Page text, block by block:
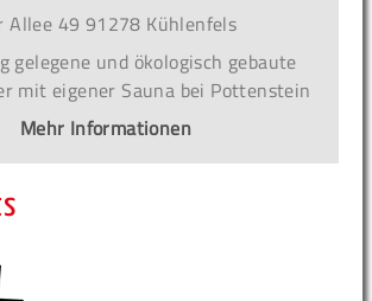
Allee 49 91278 Kühlenfels
gelegene und ökologisch gebaute
mit eigener Sauna bei Pottenstein
Mehr Informationen